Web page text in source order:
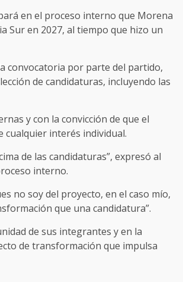
en el proceso interno que Morena
Sur en 2027, al tiempo que hizo un
convocatoria por parte del partido,
de candidaturas, incluyendo las
y con la convicción de que el
cualquier interés individual.
de las candidaturas”, expresó al
interno.
no soy del proyecto, en el caso mío,
que una candidatura”.
de sus integrantes y en la
de transformación que impulsa